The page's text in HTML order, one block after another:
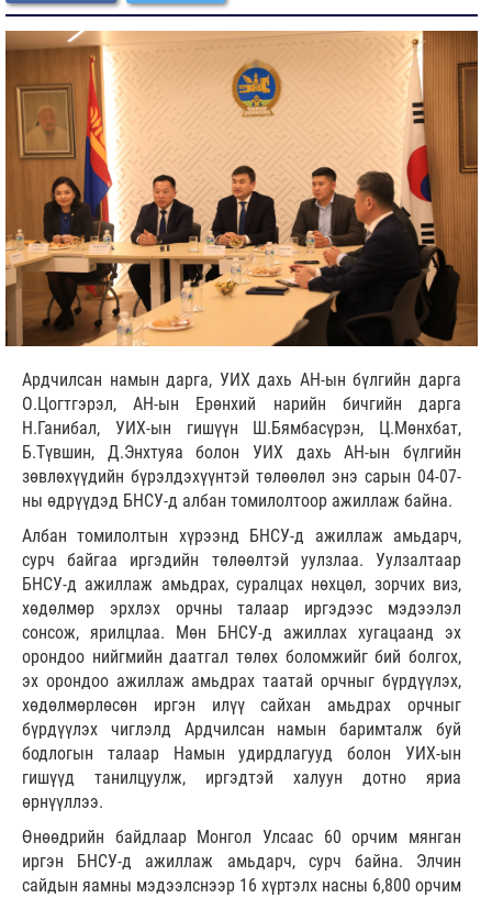
Ардчилсан намын дарга, УИХ дахь АН-ын бүлгийн дарга
О.Цогтгэрэл, АН-ын Ерөнхий нарийн бичгийн дарга
Н.Ганибал, УИХ-ын гишүүн Ш.Бямбасүрэн, Ц.Мөнхбат,
Б.Түвшин, Д.Энхтуяа болон УИХ дахь АН-ын бүлгийн
зөвлөхүүдийн бүрэлдэхүүнтэй төлөөлөл энэ сарын 04-07-
ны өдрүүдэд БНСУ-д албан томилолтоор ажиллаж байна.
Албан томилолтын хүрээнд БНСУ-д ажиллаж амьдарч,
сурч байгаа иргэдийн төлөөлтэй уулзлаа. Уулзалтаар
БНСУ-д ажиллаж амьдрах, суралцах нөхцөл, зорчих виз,
хөдөлмөр эрхлэх орчны талаар иргэдээс мэдээлэл
сонсож, ярилцлаа. Мөн БНСУ-д ажиллах хугацаанд эх
орондоо нийгмийн даатгал төлөх боломжийг бий болгох,
эх орондоо ажиллаж амьдрах таатай орчныг бүрдүүлэх,
хөдөлмөрлөсөн иргэн илүү сайхан амьдрах орчныг
бүрдүүлэх чиглэлд Ардчилсан намын баримталж буй
бодлогын талаар Намын удирдлагууд болон УИХ-ын
гишүүд танилцуулж, иргэдтэй халуун дотно яриа
өрнүүллээ.
Өнөөдрийн байдлаар Монгол Улсаас 60 орчим мянган
иргэн БНСУ-д ажиллаж амьдарч, сурч байна. Элчин
сайдын яамны мэдээлснээр 16 хүртэлх насны 6,800 орчим